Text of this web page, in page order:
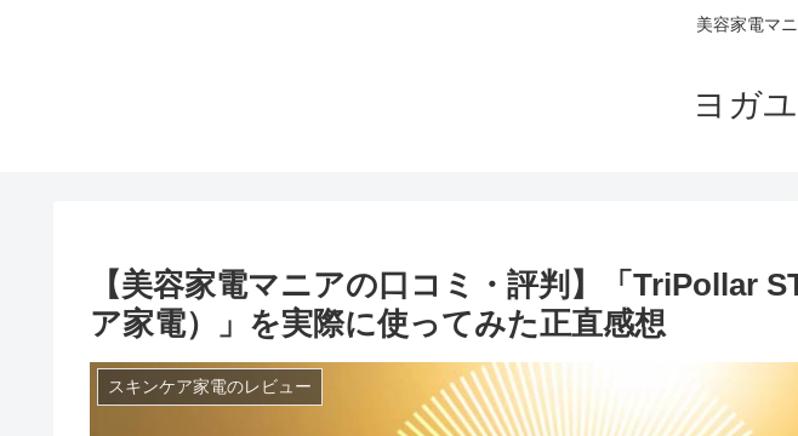
美容家電マ
ヨガ
【美容家電マニアの口コミ・評判】「TriPollar
ア家電）」を実際に使ってみた正直感想
スキンケア家電のレビュー